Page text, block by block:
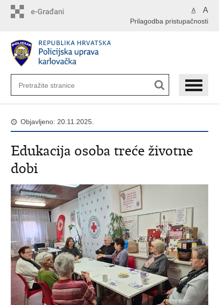
A A
Prilagodba pristupačnosti
Objavljeno: 20.11.2025.
Edukacija osoba treće životne
dobi